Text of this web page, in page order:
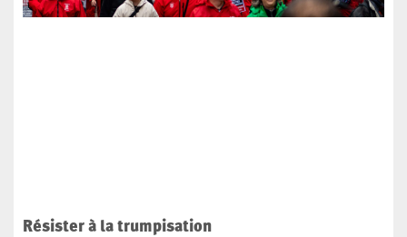
Résister à la trumpisation